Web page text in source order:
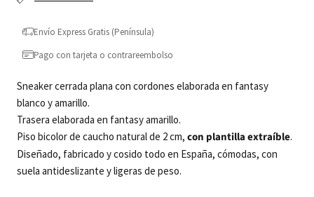
Envío Express Gratis (Península)
Pago con tarjeta o contrareembolso
Sneaker cerrada plana con cordones elaborada en fantasy
blanco y amarillo.
Trasera elaborada en fantasy amarillo.
Piso bicolor de caucho natural de 2 cm, con plantilla extraíble.
Diseñado, fabricado y cosido todo en España, cómodas, con
suela antideslizante y ligeras de peso.